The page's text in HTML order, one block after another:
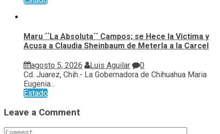
Maru ´´La Absoluta´´ Campos; se Hece la Victima y
Acusa a Claudia Sheinbaum de Meterla a la Carcel
agosto 5, 2026 Luis Aguilar
0
Cd. Juarez, Chih.- La Gobernadora de Chihuahua Maria
Eugenia...
Estado
Leave a Comment